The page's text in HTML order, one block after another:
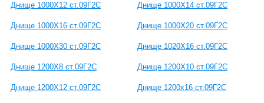
Днище 1000Х12 ст.09Г2С Днище 1000Х14 ст.09Г2С
Днище 1000Х16 ст.09Г2С Днище 1000Х20 ст.09Г2С
Днище 1000Х30 ст.09Г2С Днище 1020Х16 ст.09Г2С
Днище 1200Х8 ст.09Г2С Днище 1200Х10 ст.09Г2С
Днище 1200Х12 ст.09Г2С Днище 1200х16 ст.09Г2С